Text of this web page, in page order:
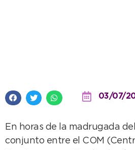
03/07/
En horas de la madrugada
conjunto entre el COM